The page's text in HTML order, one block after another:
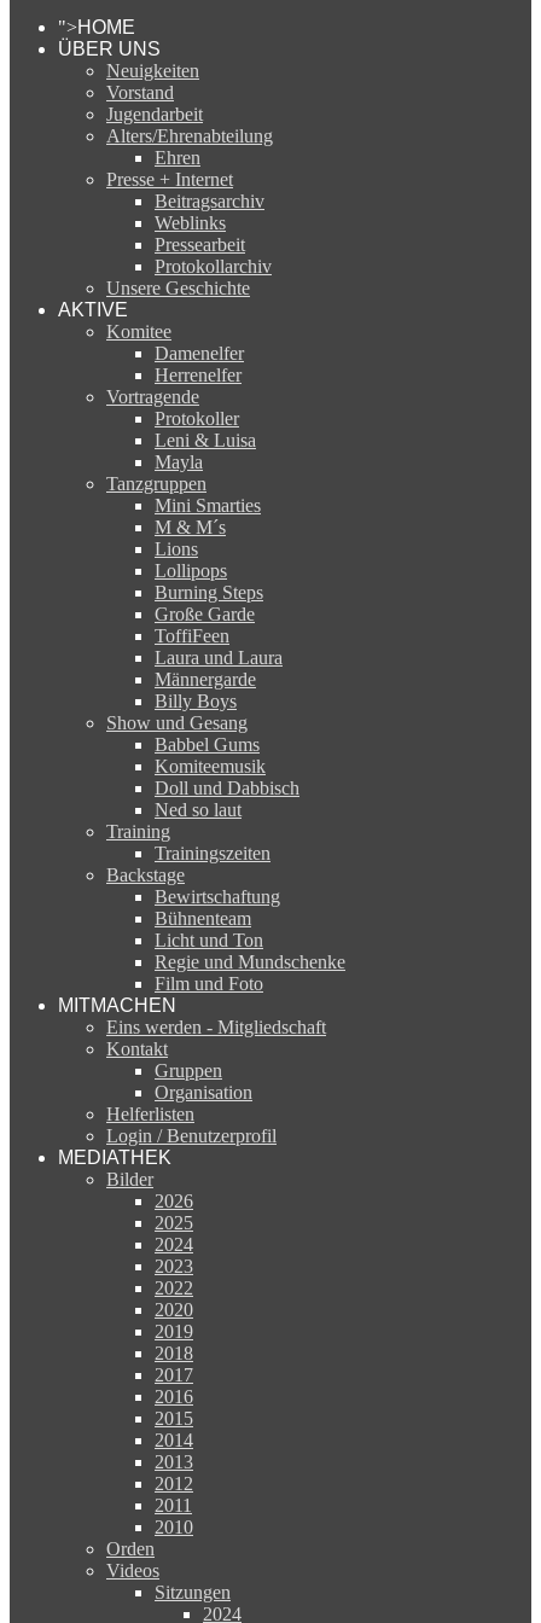
">HOME
ÜBER UNS
Neuigkeiten
Vorstand
Jugendarbeit
Alters/Ehrenabteilung
Ehren
Presse + Internet
Beitragsarchiv
Weblinks
Pressearbeit
Protokollarchiv
Unsere Geschichte
AKTIVE
Komitee
Damenelfer
Herrenelfer
Vortragende
Protokoller
Leni & Luisa
Mayla
Tanzgruppen
Mini Smarties
M & M´s
Lions
Lollipops
Burning Steps
Große Garde
ToffiFeen
Laura und Laura
Männergarde
Billy Boys
Show und Gesang
Babbel Gums
Komiteemusik
Doll und Dabbisch
Ned so laut
Training
Trainingszeiten
Backstage
Bewirtschaftung
Bühnenteam
Licht und Ton
Regie und Mundschenke
Film und Foto
MITMACHEN
Eins werden - Mitgliedschaft
Kontakt
Gruppen
Organisation
Helferlisten
Login / Benutzerprofil
MEDIATHEK
Bilder
2026
2025
2024
2023
2022
2020
2019
2018
2017
2016
2015
2014
2013
2012
2011
2010
Orden
Videos
Sitzungen
2024